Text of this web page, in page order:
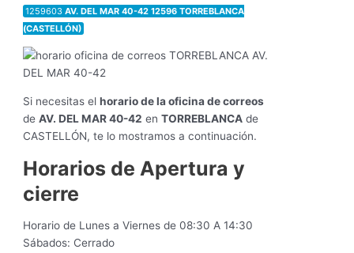
1259603AV. DEL MAR 40-42 12596 TORREBLANCA
(CASTELLÓN)
Si necesitas elhorario de la oficina de correos
deAV. DEL MAR 40-42 enTORREBLANCA de
CASTELLÓN, te lo mostramos a continuación.
Horarios de Apertura y
cierre
Horario de Lunes a Viernes de 08:30 A 14:30
Sábados: Cerrado